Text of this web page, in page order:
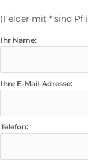
(Felder mit * sind
Ihr Name:
Ihre E-Mail-Adresse:
Telefon: